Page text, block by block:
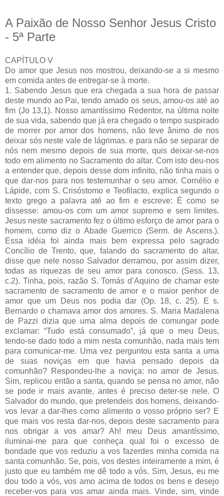
A Paixão de Nosso Senhor Jesus Cristo
- 5ª Parte
CAPÍTULO V
Do amor que Jesus nos mostrou, deixando-se a si mesmo
em comida antes de entregar-se à morte.
1. Sabendo Jesus que era chegada a sua hora de passar
deste mundo ao Pai, tendo amado os seus, amou-os até ao
fim (Jo 13,1). Nosso amantíssimo Redentor, na última noite
de sua vida, sabendo que já era chegado o tempo suspirado
de morrer por amor dos homens, não teve ânimo de nos
deixar sós neste vale de lágrimas. e para não se separar de
nós nem mesmo depois de sua morte, quis deixar-se-nos
todo em alimento no Sacramento do altar. Com isto deu-nos
a entender que, depois desse dom infinito, não tinha mais o
que dar-nos para nos testemunhar o seu amor. Cornélio e
Lápide, com S. Crisóstomo e Teofilacto, explica segundo o
texto grego a palavra até ao fim e escreve: É como se
dissesse: amou-os com um amor supremo e sem limites.
Jesus neste sacramento fez o último esforço de amor para o
homem, como diz o Abade Guerrico (Serm. de Ascens.).
Essa idéia foi ainda mais bem expressa pelo sagrado
Concílio de Trento, que, falando do sacramento do altar,
disse que nele nosso Salvador derramou, por assim dizer,
todas as riquezas de seu amor para conosco. (Sess. 13,
c.2). Tinha, pois, razão S. Tomás d’Aquino de chamar este
sacramento de sacramento de amor e o maior penhor de
amor que um Deus nos podia dar (Op. 18, c. 25). E s.
Bernardo o chamava amor dos amores. S. Maria Madalena
de Pazzi dizia que uma alma depois de comungar pode
exclamar: “Tudo está consumado”, já que o meu Deus,
tendo-se dado todo a mim nesta comunhão, nada mais tem
para comunicar-me. Uma vez perguntou esta santa a uma
de suas noviças em que havia pensado depois da
comunhão? Respondeu-lhe a noviça: no amor de Jesus.
Sim, replicou então a santa, quando se pensa no amor, não
se pode ir mais avante, antes é preciso deter-se nele. O
Salvador do mundo, que pretendeis dos homens, deixando-
vos levar a dar-lhes como alimento o vosso próprio ser? E
que mais vos resta dar-nos, depois deste sacramento para
nos obrigar a vos amar? Ah! meu Deus amantíssimo,
iluminai-me para que conheça qual foi o excesso de
bondade que vos reduziu a vos fazerdes minha comida na
santa comunhão. Se, pois, vos destes inteiramente a mim, é
justo que eu também me dê todo a vós. Sim, Jesus, eu me
dou todo a vós, vos amo acima de todos os bens e desejo
receber-vos para vos amar ainda mais. Vinde, sim, vinde